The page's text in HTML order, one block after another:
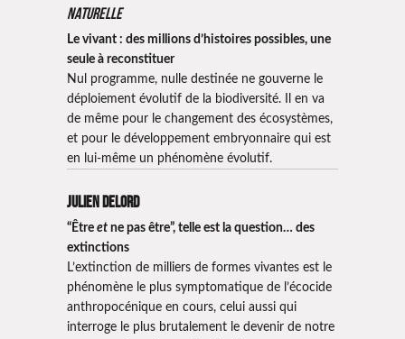
Naturelle
Le vivant : des millions d’histoires possibles, une
seule à reconstituer
Nul programme, nulle destinée ne gouverne le
déploiement évolutif de la biodiversité. Il en va
de même pour le changement des écosystèmes,
et pour le développement embryonnaire qui est
en lui-même un phénomène évolutif.
Julien Delord
“Être et ne pas être”, telle est la question… des
extinctions
L’extinction de milliers de formes vivantes est le
phénomène le plus symptomatique de l’écocide
anthropocénique en cours, celui aussi qui
interroge le plus brutalement le devenir de notre